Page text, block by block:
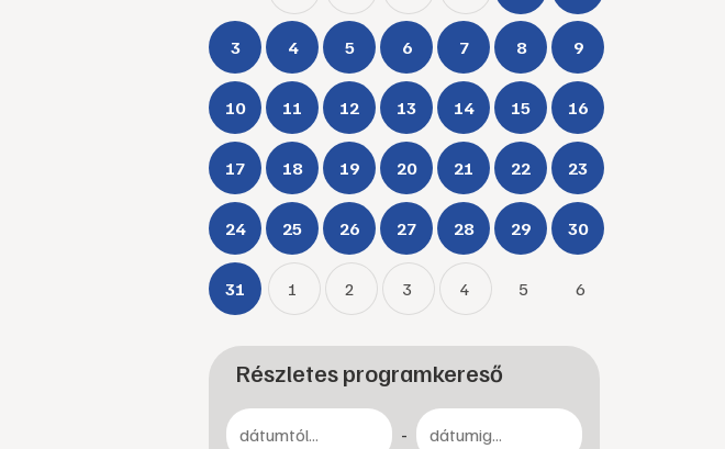
3 4 5 6 7 8 9
10 11 12 13 14 15 16
17 18 19 20 21 22 23
24 25 26 27 28 29 30
31 1 2 3 4 5 6
Részletes programkereső
-